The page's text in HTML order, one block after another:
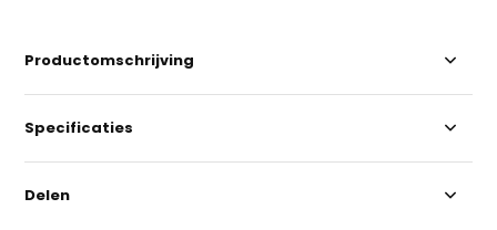
Productomschrijving
Specificaties
Delen